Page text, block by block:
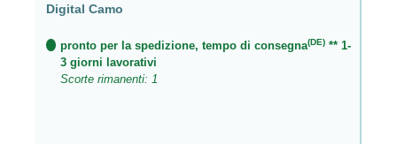
Digital Camo
pronto per la spedizione, tempo di consegna(DE)** 1-
3 giorni lavorativi
Scorte rimanenti: 1